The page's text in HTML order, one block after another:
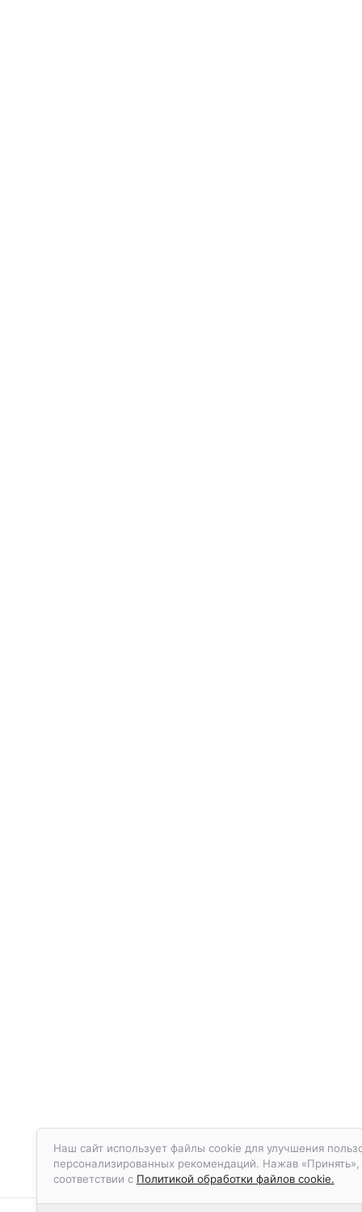
Наш сайт использует файлы cookie для улучшения
персонализированных рекомендаций. Нажав
соответствии с Политикой обработки файлов cookie.